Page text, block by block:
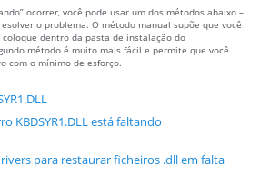
ocorrer, você pode usar um dos métodos abaixo –
o problema. O método manual supõe que você
dentro da pasta de instalação do
método é muito mais fácil e permite que você
com o mínimo de esforço.
KBDSYR1.DLL está faltando
para restaurar ficheiros .dll em falta